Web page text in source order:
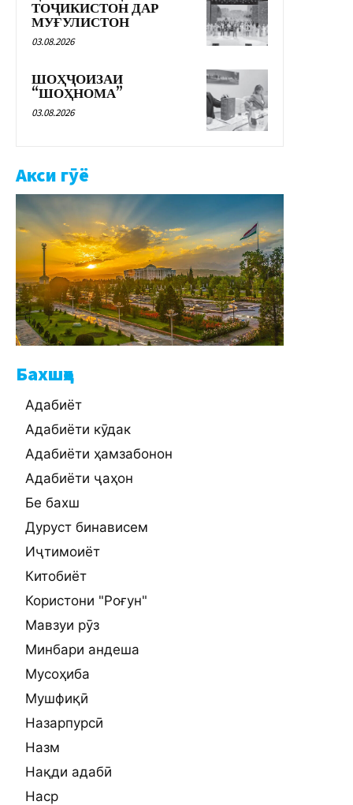
ТОҶИКИСТОН ДАР
МУҒУЛИСТОН
03.08.2026
ШОҲҶОИЗАИ
“ШОҲНОМА”
03.08.2026
Акси гӯё
Бахшҳо
Адабиёт
Адабиёти кӯдак
Адабиёти ҳамзабонон
Адабиёти ҷаҳон
Бе бахш
Дуруст бинависем
Иҷтимоиёт
Китобиёт
Користони "Роғун"
Мавзуи рӯз
Минбари андеша
Мусоҳиба
Мушфиқӣ
Назарпурсӣ
Назм
Нақди адабӣ
Наср